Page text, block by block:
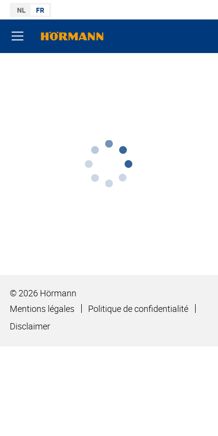
Aller au sommaire
NL FR
© 2026 Hörmann
Mentions légales
Politique de confidentialité
Disclaimer